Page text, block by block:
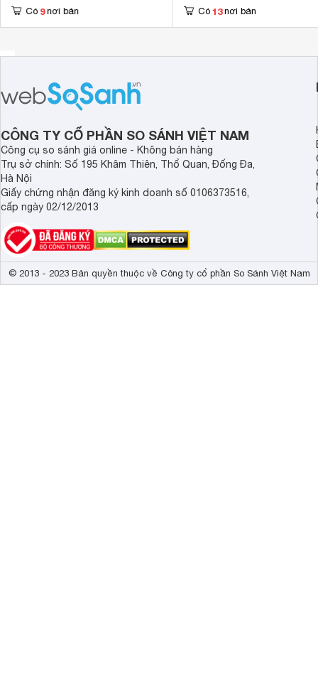
dành riêng cho tủ bếp dưới nên thiết kế mang nét đặc
tích hợp giảm chấn được bắt trực tiếp vào hồi tủ giúp
nhẹ nhàng, không tiếng ồn.
Giá xoong nồi sử dụng chất liệuinox 304 theo tiêu
mờ
giúp sản phẩm chắc chắn hơn, bền, đẹp và sang
Có 9 nơi bán Có 13 nơi bán
CÔNG TY CỔ PHẦN SO SÁNH VIỆT NAM
Công cụ so sánh giá online - Không bán hàng
Trụ sở chính: Số 195 Khâm Thiên, Thổ Quan, Đống Đa,
Hà Nội
Giấy chứng nhận đăng ký kinh doanh số 0106373516,
cấp ngày 02/12/2013
© 2013 - 2023 Bản quyền thuộc về Công ty cổ phần So Sánh Việt Nam